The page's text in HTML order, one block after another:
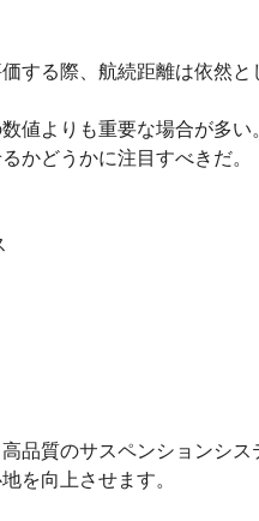
する際、航続距離は依然と
値よりも重要な場合が多
かどうかに注目すべきだ。
品質のサスペンションシ
を向上させます。